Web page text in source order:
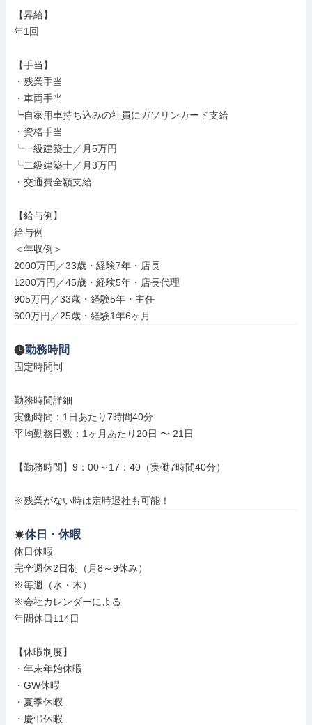
【昇給】
年1回
【手当】
・残業手当
・車両手当
┗自家用車持ち込みの社員にガソリンカード支給
・資格手当
┗一級建築士／月5万円
┗二級建築士／月3万円
・交通費全額支給
【給与例】
給与例
＜年収例＞
2000万円／33歳・経験7年・店長
1200万円／45歳・経験5年・店長代理
905万円／33歳・経験5年・主任
600万円／25歳・経験1年6ヶ月
勤務時間
固定時間制
勤務時間詳細
実働時間：1日あたり7時間40分
平均勤務日数：1ヶ月あたり20日 〜 21日
【勤務時間】9：00～17：40（実働7時間40分）
※残業がない時は定時退社も可能！
休日・休暇
休日休暇
完全週休2日制（月8～9休み）
※毎週（水・木）
※会社カレンダーによる
年間休日114日
【休暇制度】
・年末年始休暇
・GW休暇
・夏季休暇
・慶弔休暇